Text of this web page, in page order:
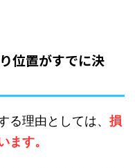
位置がすでに決
る理由としては、 損
ます。